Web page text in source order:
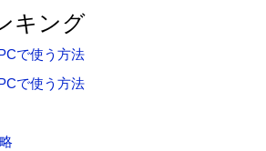
キング
で使う方法
で使う方法